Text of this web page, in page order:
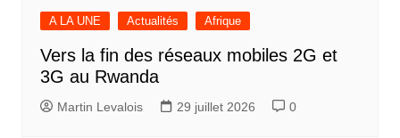
A LA UNE Actualités Afrique
Vers la fin des réseaux mobiles 2G et
3G au Rwanda
Martin Levalois 29 juillet 2026 0